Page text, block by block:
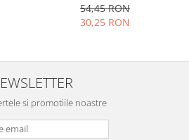
54,45 RON
30,25 RON
si promotiile noastre